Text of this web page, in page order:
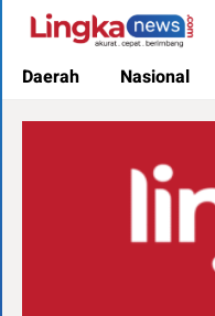
Lingkanews
Akurat. Cepat & Berimbang
Daerah Nasional